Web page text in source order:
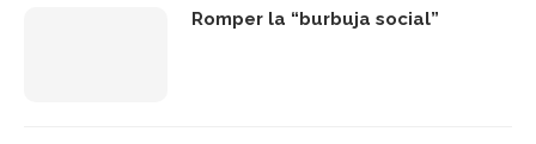
Romper la “burbuja social”